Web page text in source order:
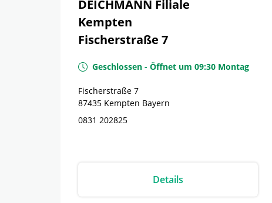
DEICHMANN Filiale
Kempten
Fischerstraße 7
Geschlossen - Öffnet um 09:30 Montag
Fischerstraße 7
87435 Kempten Bayern
0831 202825
Details